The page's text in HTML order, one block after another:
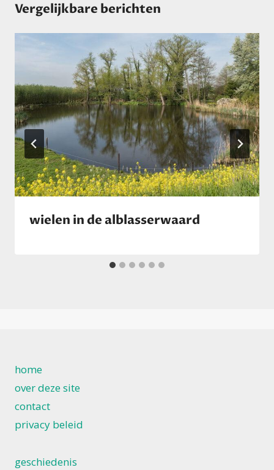
Vergelijkbare berichten
wielen in de alblasserwaard
home
over deze site
contact
privacy beleid
geschiedenis